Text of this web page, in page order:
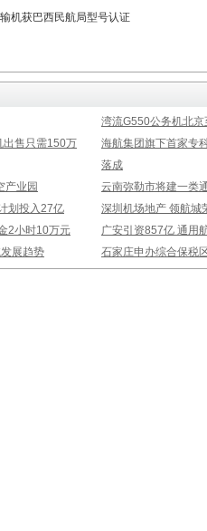
机获巴西民航局型号认证
湾流G550公务机北
出售只需150万
海航集团旗下首家专
落成
产业园
云南弥勒市将建一类
划投入27亿
深圳机场地产 领航城
2小时10万元
广安引资857亿 通用
展趋势
石家庄申办综合保税